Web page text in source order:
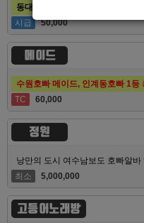
동대문호빠 큐브, 장안동호빠 최
시급
50,000
메이드
TC
60,000
정원
낭만의 도시 여수남보도 호빠알
최소
5,000,000
고등어노래방